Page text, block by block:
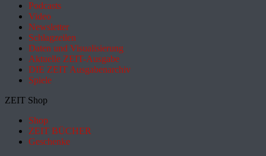
Podcasts
Video
Newsletter
Schlagzeilen
Daten und Visualisierung
Aktuelle ZEIT-Ausgabe
DIE ZEIT Ausgabenarchiv
Spiele
ZEIT Shop
Shop
ZEIT BÜCHER
Geschenke